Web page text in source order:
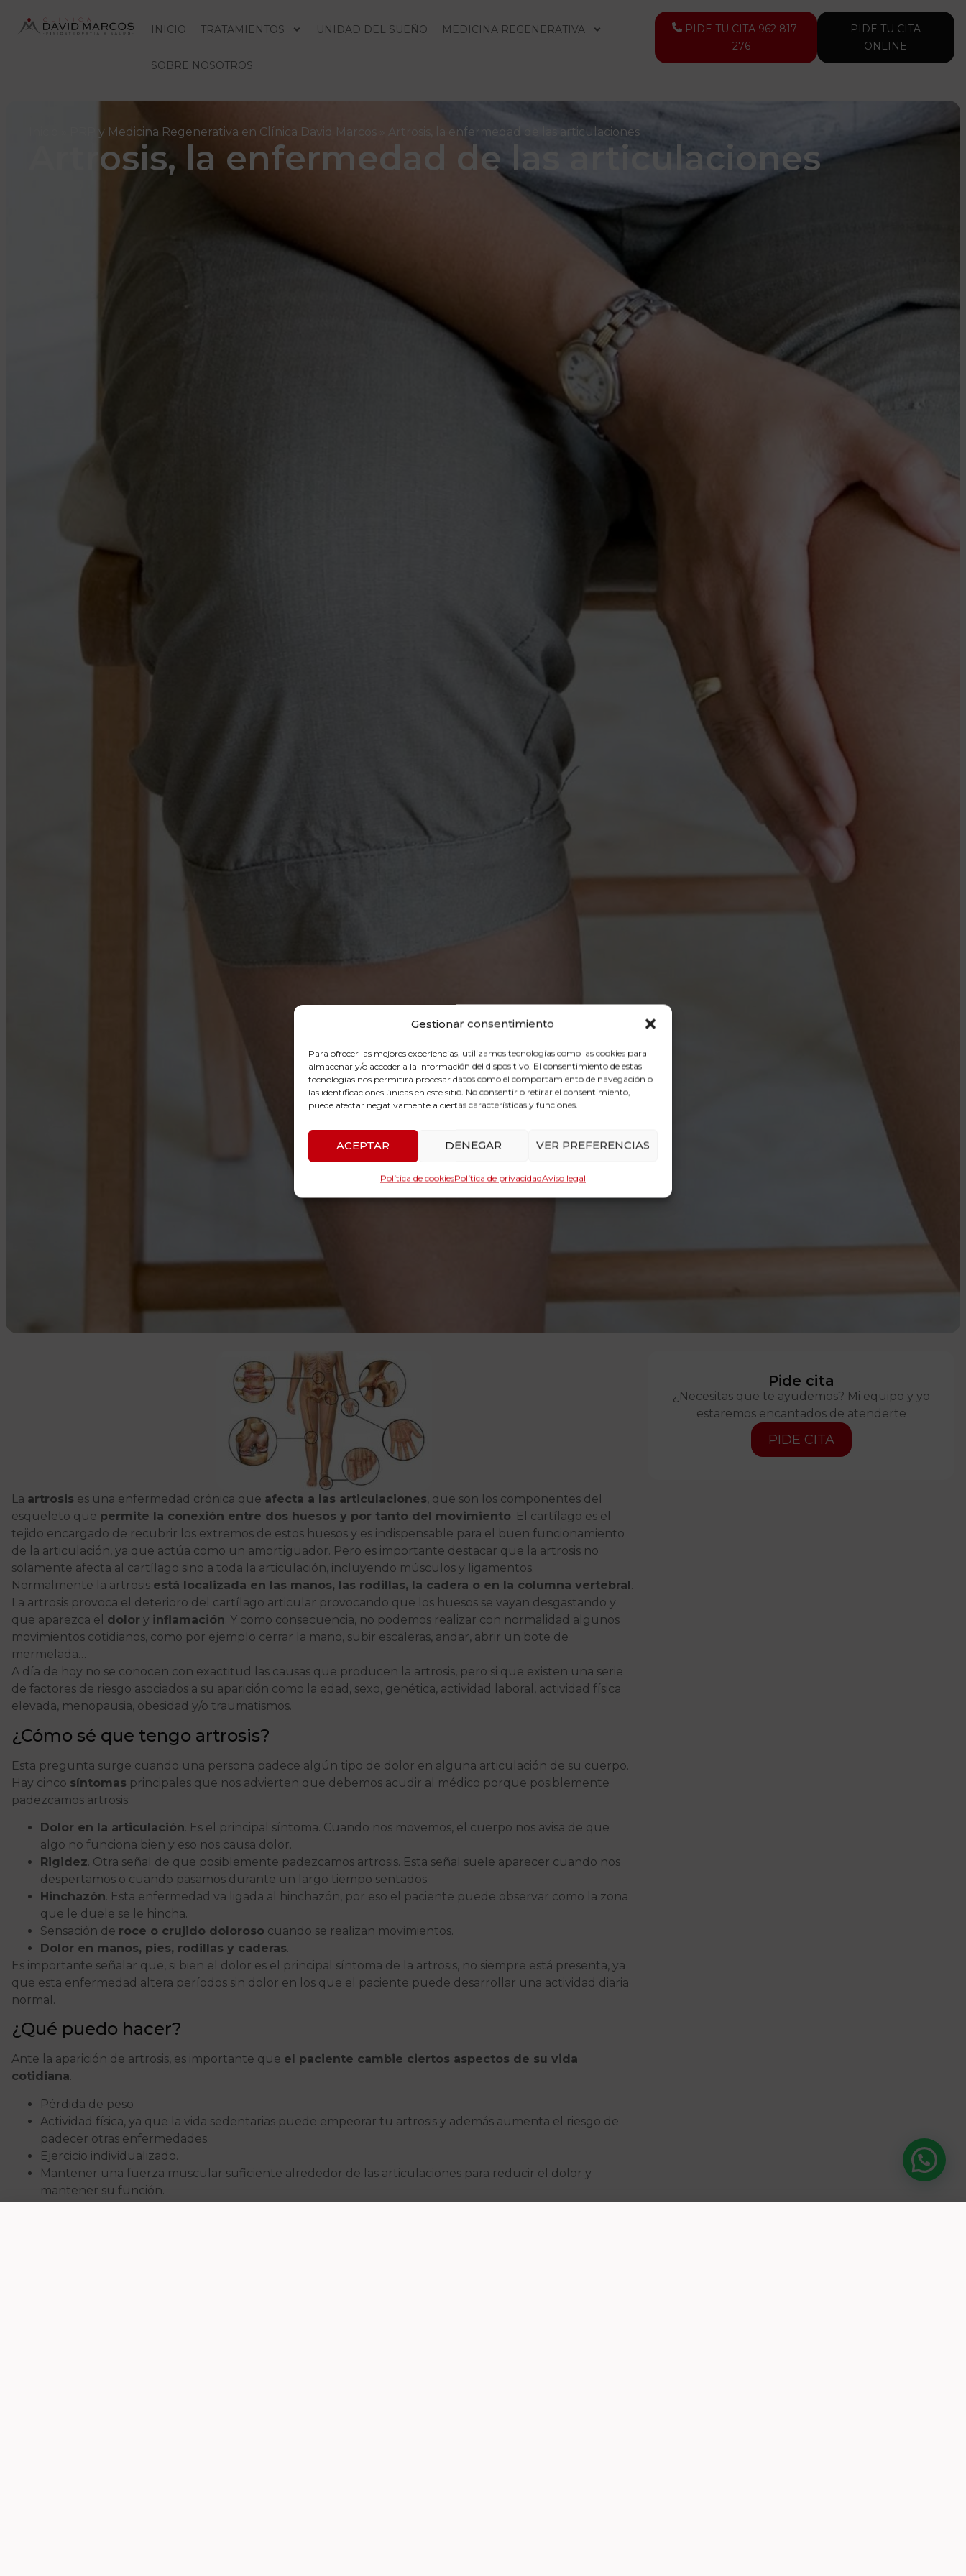
Gestionar consentimiento
Para ofrecer las mejores experiencias, utilizamos tecnologías como las cookies para
almacenar y/o acceder a la información del dispositivo. El consentimiento de estas
tecnologías nos permitirá procesar datos como el comportamiento de navegación o
las identificaciones únicas en este sitio. No consentir o retirar el consentimiento,
puede afectar negativamente a ciertas características y funciones.
ACEPTAR DENEGAR VER PREFERENCIAS
Política de cookiesPolítica de privacidadAviso legal
INICIO TRATAMIENTOS UNIDAD DEL SUEÑO MEDICINA REGENERATIVA
SOBRE NOSOTROS
PIDE TU CITA 962 817
276
PIDE TU CITA
ONLINE
PRP y Medicina Regenerativa en Clínica David Marcos Artrosis, la enfermedad de las articulaciones
Artrosis, la enfermedad de las articulaciones
La artrosis es una enfermedad crónica que afecta a las articulaciones, que son los componentes del
esqueleto que permite la conexión entre dos huesos y por tanto del movimiento. El cartílago es el
tejido encargado de recubrir los extremos de estos huesos y es indispensable para el buen funcionamiento
de la articulación, ya que actúa como un amortiguador. Pero es importante destacar que la artrosis no
solamente afecta al cartílago sino a toda la articulación, incluyendo músculos y ligamentos.
Normalmente la artrosis está localizada en las manos, las rodillas, la cadera o en la columna vertebral .
La artrosis provoca el deterioro del cartílago articular provocando que los huesos se vayan desgastando y
que aparezca el dolor y inflamación. Y como consecuencia, no podemos realizar con normalidad algunos
movimientos cotidianos, como por ejemplo cerrar la mano, subir escaleras, andar, abrir un bote de
mermelada…
A día de hoy no se conocen con exactitud las causas que producen la artrosis, pero si que existen una serie
de factores de riesgo asociados a su aparición como la edad, sexo, genética, actividad laboral, actividad física
elevada, menopausia, obesidad y/o traumatismos.
¿Cómo sé que tengo artrosis?
Esta pregunta surge cuando una persona padece algún tipo de dolor en alguna articulación de su cuerpo.
Hay cinco síntomas principales que nos advierten que debemos acudir al médico porque posiblemente
padezcamos artrosis:
Dolor en la articulación. Es el principal síntoma. Cuando nos movemos, el cuerpo nos avisa de que
algo no funciona bien y eso nos causa dolor.
Rigidez. Otra señal de que posiblemente padezcamos artrosis. Esta señal suele aparecer cuando nos
despertamos o cuando pasamos durante un largo tiempo sentados.
Hinchazón. Esta enfermedad va ligada al hinchazón, por eso el paciente puede observar como la zona
que le duele se le hincha.
Sensación de roce o crujido doloroso cuando se realizan movimientos.
Dolor en manos, pies, rodillas y caderas.
Es importante señalar que, si bien el dolor es el principal síntoma de la artrosis, no siempre está presenta, ya
que esta enfermedad altera períodos sin dolor en los que el paciente puede desarrollar una actividad diaria
normal.
¿Qué puedo hacer?
Ante la aparición de artrosis, es importante que el paciente cambie ciertos aspectos de su vida
cotidiana.
Pérdida de peso
Actividad física, ya que la vida sedentarias puede empeorar tu artrosis y además aumenta el riesgo de
padecer otras enfermedades.
Ejercicio individualizado.
Mantener una fuerza muscular suficiente alrededor de las articulaciones para reducir el dolor y
mantener su función.
Pide cita
¿Necesitas que te ayudemos? Mi equipo y yo
estaremos encantados de atenderte
PIDE CITA